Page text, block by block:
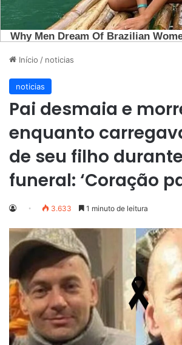
Início / noticias
noticias
Pai desmaia e
enquanto
de seu filho
funeral: ‘Coração
3.633 1 minuto de leitura